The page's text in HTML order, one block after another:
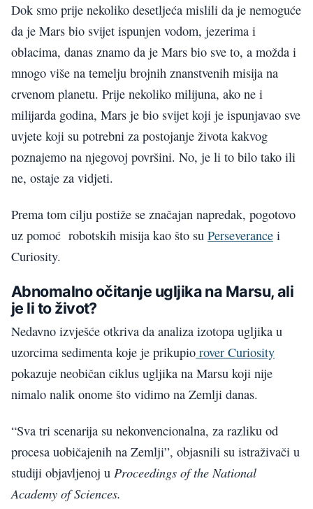
Dok smo prije nekoliko desetljeća mislili da je nemoguće
da je Mars bio svijet ispunjen vodom, jezerima i
oblacima, danas znamo da je Mars bio sve to, a možda i
mnogo više na temelju brojnih znanstvenih misija na
crvenom planetu. Prije nekoliko milijuna, ako ne i
milijarda godina, Mars je bio svijet koji je ispunjavao sve
uvjete koji su potrebni za postojanje života kakvog
poznajemo na njegovoj površini. No, je li to bilo tako ili
ne, ostaje za vidjeti.
Prema tom cilju postiže se značajan napredak, pogotovo
uz pomoć robotskih misija kao što su Perseverance i
Curiosity.
Abnomalno očitanje ugljika na Marsu, ali
je li to život?
Nedavno izvješće otkriva da analiza izotopa ugljika u
uzorcima sedimenta koje je prikupio rover Curiosity
pokazuje neobičan ciklus ugljika na Marsu koji nije
nimalo nalik onome što vidimo na Zemlji danas.
“Sva tri scenarija su nekonvencionalna, za razliku od
procesa uobičajenih na Zemlji”, objasnili su istraživači u
studiji objavljenoj u Proceedings of the National
Academy of Sciences.